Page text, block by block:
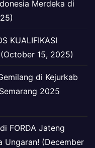
Merdeka di
KUALIFIKASI
(October 15, 2025)
di Kejurkab
2025
FORDA Jateng
Ungaran! (December